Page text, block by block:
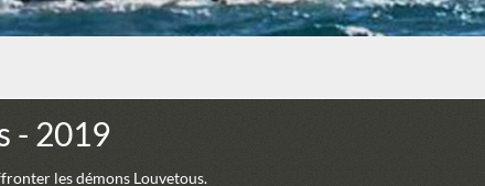
- 2019
les démons Louvetous.